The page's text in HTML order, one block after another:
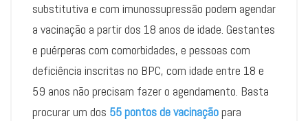
substitutiva e com imunossupressão podem agendar
a vacinação a partir dos 18 anos de idade. Gestantes
e puérperas com comorbidades, e pessoas com
deficiência inscritas no BPC, com idade entre 18 e
59 anos não precisam fazer o agendamento. Basta
procurar um dos 55 pontos de vacinaçãopara